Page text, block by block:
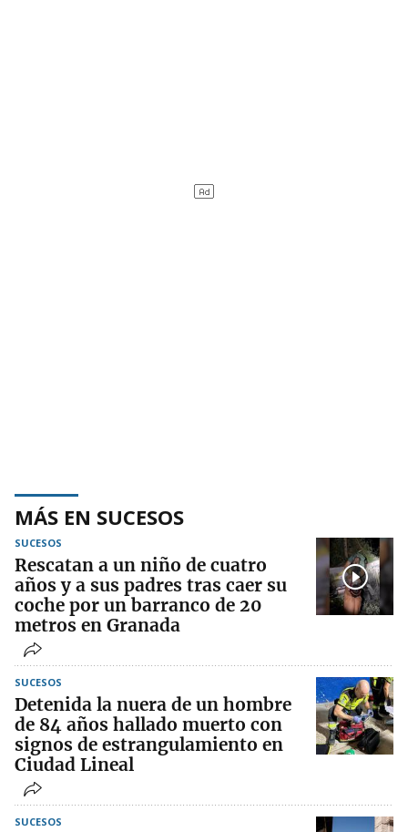
MÁS EN SUCESOS
SUCESOS
Rescatan a un niño de cuatro
años y a sus padres tras caer su
coche por un barranco de 20
metros en Granada
SUCESOS
Detenida la nuera de un hombre
de 84 años hallado muerto con
signos de estrangulamiento en
Ciudad Lineal
SUCESOS